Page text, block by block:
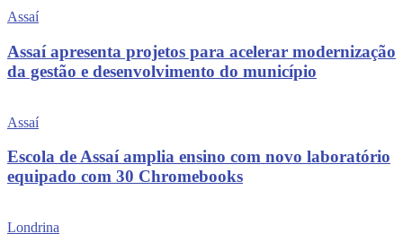
Assaí
Assaí apresenta projetos para acelerar modernização
da gestão e desenvolvimento do município
Assaí
Escola de Assaí amplia ensino com novo laboratório
equipado com 30 Chromebooks
Londrina